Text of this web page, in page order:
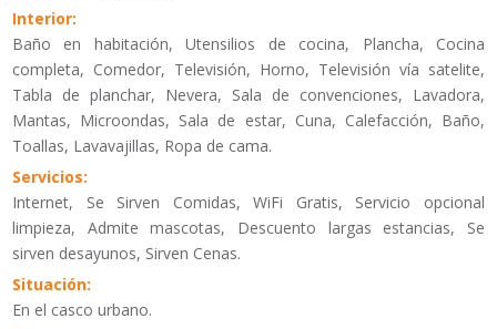
Interior:
Baño en habitación, Utensilios de cocina, Plancha, Cocina
completa, Comedor, Televisión, Horno, Televisión vía satelite,
Tabla de planchar, Nevera, Sala de convenciones, Lavadora,
Mantas, Microondas, Sala de estar, Cuna, Calefacción, Baño,
Toallas, Lavavajillas, Ropa de cama.
Servicios:
Internet, Se Sirven Comidas, WiFi Gratis, Servicio opcional
limpieza, Admite mascotas, Descuento largas estancias, Se
sirven desayunos, Sirven Cenas.
Situación:
En el casco urbano.